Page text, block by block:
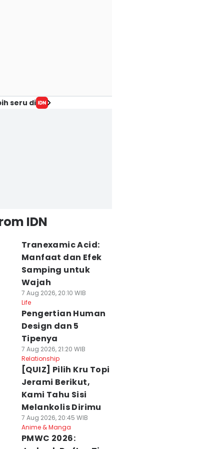
seru di
IDN
Tranexamic Acid:
Manfaat dan Efek
Samping untuk
Wajah
7 Aug 2026, 20:10 WIB
Life
Pengertian Human
Design dan 5
Tipenya
7 Aug 2026, 21:20 WIB
Relationship
[QUIZ] Pilih Kru Topi
Jerami Berikut,
Kami Tahu Sisi
Melankolis Dirimu
7 Aug 2026, 20:45 WIB
Anime & Manga
PMWC 2026: